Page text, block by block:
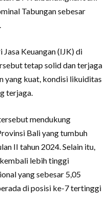
Tabungan sebesar
Keuangan (IJK) di
tetap solid dan terjaga
yang kuat, kondisi likuiditas
terjaga.
mendukung
Bali yang tumbuh
II tahun 2024. Selain itu,
lebih tinggi
yang sebesar 5,05
di posisi ke-7 tertinggi